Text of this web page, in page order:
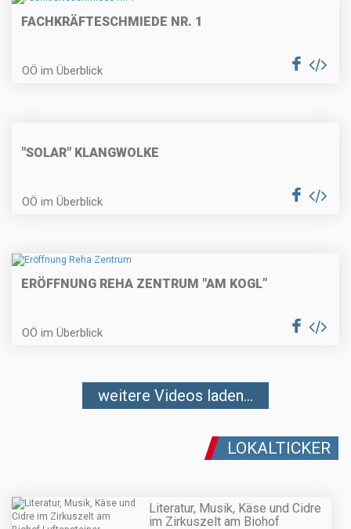
FACHKRÄFTESCHMIEDE NR. 1
OÖ im Überblick
"SOLAR" KLANGWOLKE
OÖ im Überblick
ERÖFFNUNG REHA ZENTRUM "AM KOGL”
OÖ im Überblick
weitere Videos laden...
LOKALTICKER
Literatur, Musik, Käse und Cidre
im Zirkuszelt am Biohof